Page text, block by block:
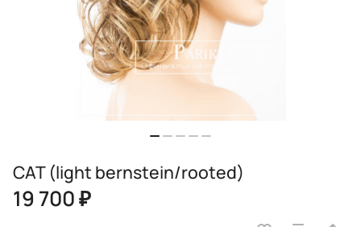
CAT (light bernstein/rooted)
19 700 ₽